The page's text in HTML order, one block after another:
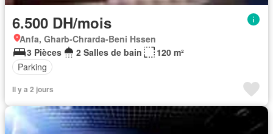
6.500 DH/mois
Anfa, Gharb-Chrarda-Beni Hssen
3 Pièces
2 Salles de bain
120 m²
Parking
Il y a 2 jours